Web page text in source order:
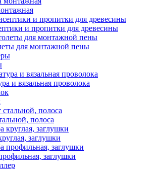
и пропитки для древесины
для монтажной пены
и вязальная проволока
полоса
заглушки
заглушки